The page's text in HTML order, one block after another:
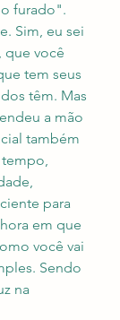
furado".
Sim, eu sei
que você
tem seus
têm. Mas
a mão
também
para
em que
você vai
Sendo
na